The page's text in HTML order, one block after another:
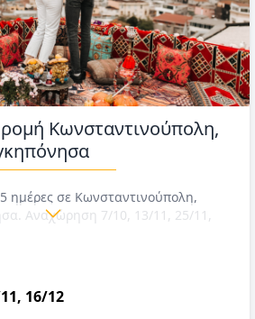
Κωνσταντινούπολη,
ημέρες σε Κωνσταντινούπολη,
Αναχώρηση 7/10, 13/11, 25/11,
με Aegean, διαμονή σε
σας με πρωινό, 2 γεύματα, εισιτήρια
Τιμές για Οκτώβριο έως
16/12